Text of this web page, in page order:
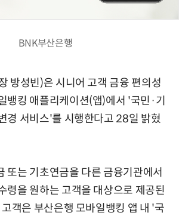
BNK부산은행
방성빈)은 시니어 고객 금융 편의성
뱅킹 애플리케이션(앱)에서 '국민·기
경 서비스'를 시행한다고 28일 밝혔
또는 기초연금을 다른 금융기관에서
령을 원하는 고객을 대상으로 제공된
객은 부산은행 모바일뱅킹 앱 내 '국